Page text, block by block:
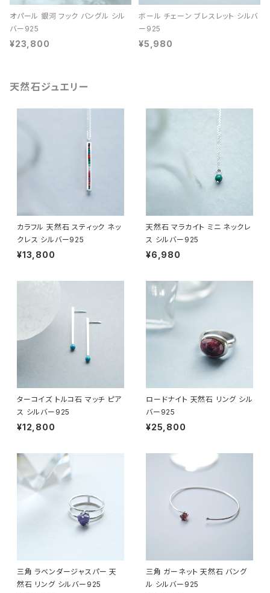
オパール 銀河 フック バングル シル
バー925
¥23,800
ボール チェーン ブレスレット シルバ
ー925
¥5,980
天然石ジュエリー
カラフル 天然石 スティック ネッ
クレス シルバー925
¥13,800
天然石 マラカイト ミニ ネックレ
ス シルバー925
¥6,980
ターコイズ トルコ石 マッチ ピア
ス シルバー925
¥12,800
ロードナイト 天然石 リング シル
バー925
¥25,800
三角 ラベンダージャスパー 天
然石 リング シルバー925
三角 ガーネット 天然石 バング
ル シルバー925